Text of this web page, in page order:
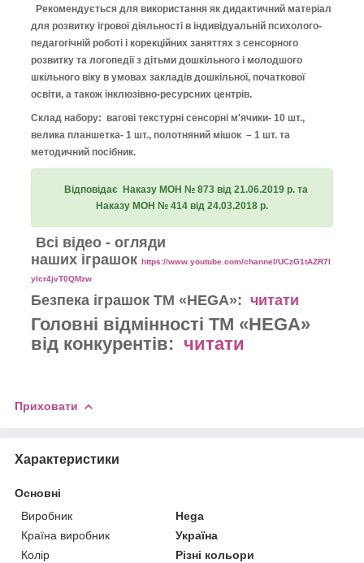
Рекомендується для використання як дидактичний матеріал
для розвитку ігрової діяльності в індивідуальній психолого-
педагогічній роботі і корекційних заняттях з сенсорного
розвитку та логопедії з дітьми дошкільного і молодшого
шкільного віку в умовах закладів дошкільної, початкової
освіти, а також інклюзівно-ресурсних центрів.
Склад набору: вагові текстурні сенсорні м'ячики- 10 шт.,
велика планшетка- 1 шт., полотняний мішок – 1 шт. та
методичний посібник.
Відповідає Наказу МОН № 873 від 21.06.2019 р. та
Наказу МОН № 414 від 24.03.2018 р.
Всі відео - огляди
наших іграшок https://www.youtube.com/channel/UCzG1tAZR7I
yIcr4jvT0QMzw
Безпека іграшок ТМ «HEGA»: читати
Головні відмінності ТМ «HEGA»
від конкурентів: читати
Приховати
Характеристики
Основні
Виробник
Hega
Країна виробник
Україна
Колір
Різні кольори